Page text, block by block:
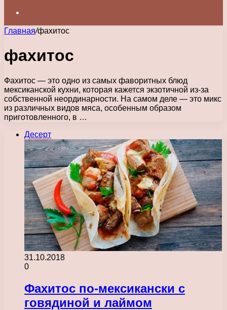
Главная/фахитос
фахитос
Фахитос — это одно из самых фаворитных блюд
мексиканской кухни, которая кажется экзотичной из-за
собственной неординарности. На самом деле — это микс
из различных видов мяса, особенным образом
приготовленного, в …
Десерт
31.10.2018
0
Фахитос по-мексикански с
говядиной и лаймом